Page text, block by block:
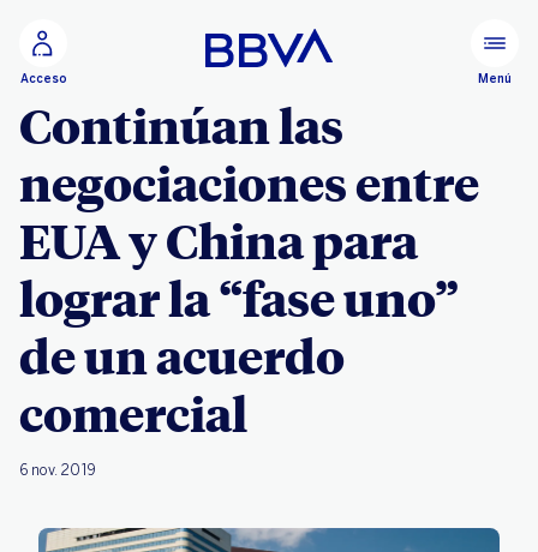
Acceso Menú
Continúan las
negociaciones entre
EUA y China para
lograr la “fase uno”
de un acuerdo
comercial
6 nov. 2019